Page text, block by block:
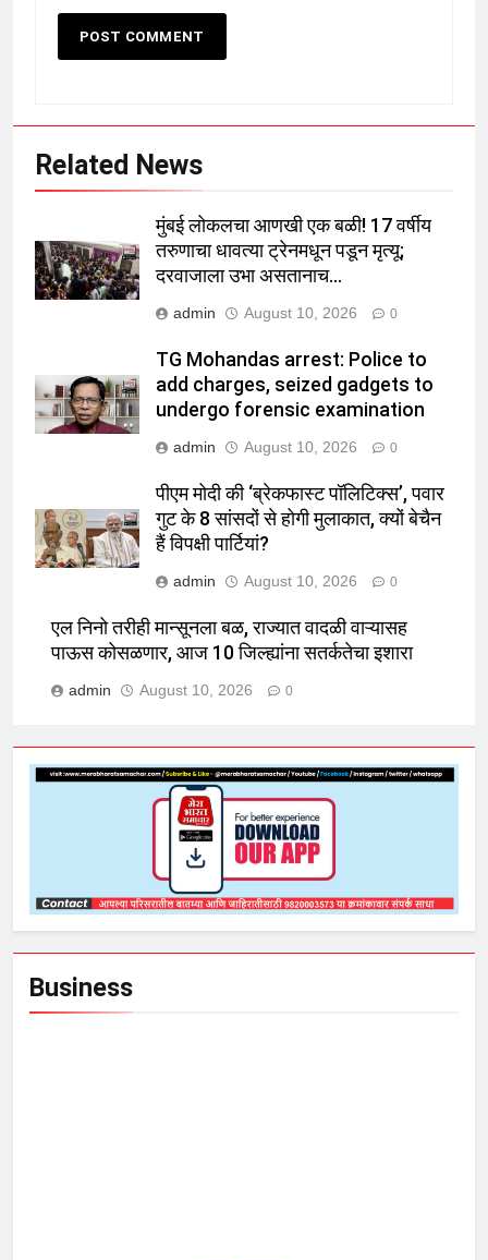
Related News
मुंबई लोकलचा आणखी एक बळी! 17 वर्षीय
तरुणाचा धावत्या ट्रेनमधून पडून मृत्यू;
दरवाजाला उभा असतानाच…
admin August 10, 2026 0
TG Mohandas arrest: Police to
add charges, seized gadgets to
undergo forensic examination
admin August 10, 2026 0
पीएम मोदी की ‘ब्रेकफास्ट पॉलिटिक्स’, पवार
गुट के 8 सांसदों से होगी मुलाकात, क्यों बेचैन
हैं विपक्षी पार्टियां?
admin August 10, 2026 0
एल निनो तरीही मान्सूनला बळ, राज्यात वादळी वाऱ्यासह
पाऊस कोसळणार, आज 10 जिल्ह्यांना सतर्कतेचा इशारा
admin August 10, 2026 0
Business